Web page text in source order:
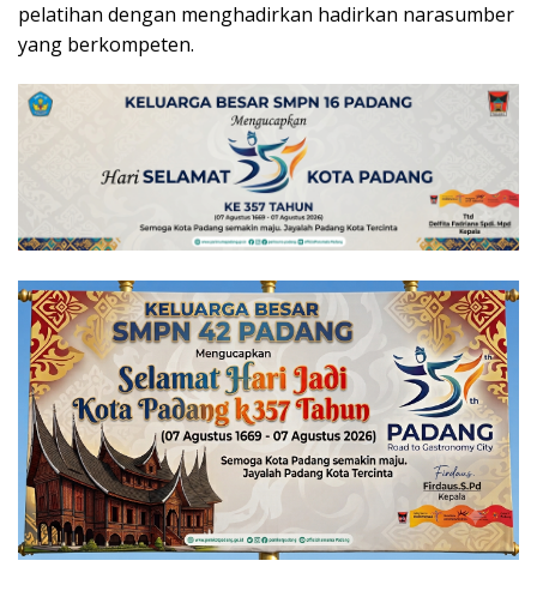
pelatihan dengan menghadirkan hadirkan narasumber
yang berkompeten.